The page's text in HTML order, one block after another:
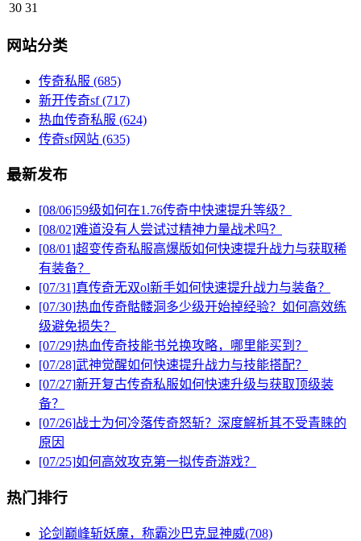
30 31
网站分类
传奇私服 (685)
新开传奇sf(717)
热血传奇私服 (624)
传奇sf网站 (635)
最新发布
[08/06]59级如何在1.76传奇中快速提升等级？
[08/02]难道没有人尝试过精神力量战术吗？
[08/01]超变传奇私服高爆版如何快速提升战力与获取稀
有装备？
[07/31]真传奇无双ol新手如何快速提升战力与装备？
[07/30]热血传奇骷髅洞多少级开始掉经验？如何高效练
级避免损失？
[07/29]热血传奇技能书兑换攻略，哪里能买到？
[07/28]武神觉醒如何快速提升战力与技能搭配？
[07/27]新开复古传奇私服如何快速升级与获取顶级装
备？
[07/26]战士为何冷落传奇怒斩？深度解析其不受青睐的
原因
[07/25]如何高效攻克第一拟传奇游戏？
热门排行
论剑巅峰斩妖魔，称霸沙巴克显神威(708)